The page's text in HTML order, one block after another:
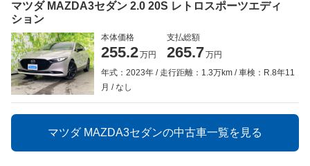
マツダ MAZDA3セダン 2.0 20S レトロスポーツエディ
ション
本体価格
255.2万円
支払総額
265.7万円
年式：2023年
走行距離：1.3万km
車検：R.8年11
月
なし
マツダ MAZDA3セダンの中古車一覧を見る